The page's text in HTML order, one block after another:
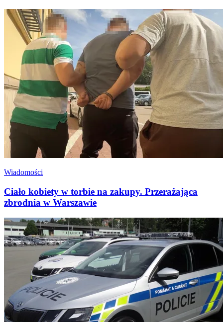
Wiadomości
Ciało kobiety w torbie na zakupy. Przerażająca
zbrodnia w Warszawie